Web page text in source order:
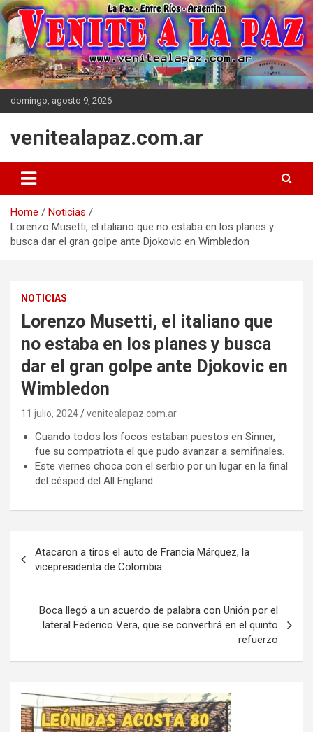
Skip
to
content
domingo, agosto 9, 2026
venitealapaz.com.ar
Home
Noticias
Lorenzo Musetti, el italiano que no estaba en los planes y
busca dar el gran golpe ante Djokovic en Wimbledon
NOTICIAS
Lorenzo Musetti, el italiano que
no estaba en los planes y busca
dar el gran golpe ante Djokovic en
Wimbledon
11 julio, 2024 venitealapaz.com.ar
Cuando todos los focos estaban puestos en Sinner,
fue su compatriota el que pudo avanzar a semifinales.
Este viernes choca con el serbio por un lugar en la final
del césped del All England.
de
entradas
Atacaron a tiros el auto de Francia Márquez, la
vicepresidenta de Colombia
Boca llegó a un acuerdo de palabra con Unión por el
lateral Federico Vera, que se convertirá en el quinto
refuerzo